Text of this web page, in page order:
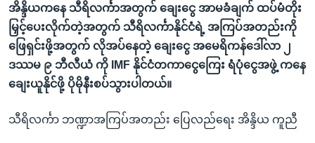
ရန်
နေရာ
သို့
ကျော်
ရန်
အိန္ဒိယကနေ သီရိလင်္ကာအတွက် ချေးငွေ အာမခံချက် ထပ်မံတိုး
မြှင့်ပေးလိုက်တဲ့အတွက် သီရိလင်္ကာနိုင်ငံရဲ့ အကြပ်အတည်းကို
ဖြေရှင်းဖို့အတွက် လိုအပ်နေတဲ့ ချေးငွေ အမေရိကန်ဒေါ်လာ ၂
ဒဿမ ၉ ဘီလီယံ ကို IMF နိုင်ငံတကာငွေကြေး ရံပုံငွေအဖွဲ့ ကနေ
ချေးယူနိုင်ဖို့ ပိုမိုနီးစပ်သွားပါတယ်။
သီရိလင်္ကာ ဘဏ္ဍာအကြပ်အတည်း ပြေလည်ရေး အိန္ဒိယ ကူညီ